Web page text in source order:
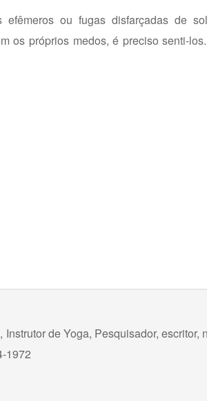
ou fugas disfarçadas de
os próprios medos, é preciso senti-
de Yoga, Pesquisador, escritor,
1972